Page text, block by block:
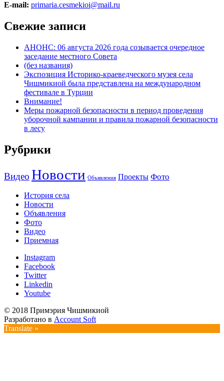
E-mail: primaria.cesmekioi@mail.ru
Свежие записи
АНОНС: 06 августа 2026 года созывается очередное
заседание местного Совета
(без названия)
Экспозиция Историко-краеведческого музея села
Чишмикиой была представлена на международном
фестивале в Турции
Внимание!
Меры пожарной безопасности в период проведения
уборочной кампании и правила пожарной безопасности
в лесу
Рубрики
Видео Новости Объявления Проекты Фото
История села
Новости
Объявления
Фото
Видео
Приемная
Instagram
Facebook
Twitter
Linkedin
Youtube
© 2018 Примэрия Чишмикиой
Разработано в Account Soft
Translate »